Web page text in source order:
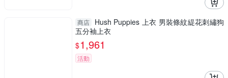
商店
Hush Puppies 上衣 男裝條紋緹花刺繡狗
五分袖上衣
$1,961
活動